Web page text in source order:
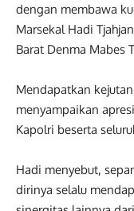
dengan membawa
Marsekal Hadi
Barat Denma Mabes
Mendapatkan
menyampaikan
Kapolri beserta
Hadi menyebut,
dirinya selalu